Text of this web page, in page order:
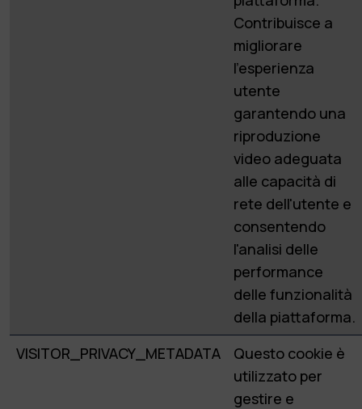
Contribuisce a
migliorare
l'esperienza
utente
garantendo una
riproduzione
video adeguata
alle capacità di
rete dell'utente e
consentendo
l'analisi delle
performance
delle funzionalità
della piattaforma.
VISITOR_PRIVACY_METADATA
Questo cookie è
utilizzato per
gestire e